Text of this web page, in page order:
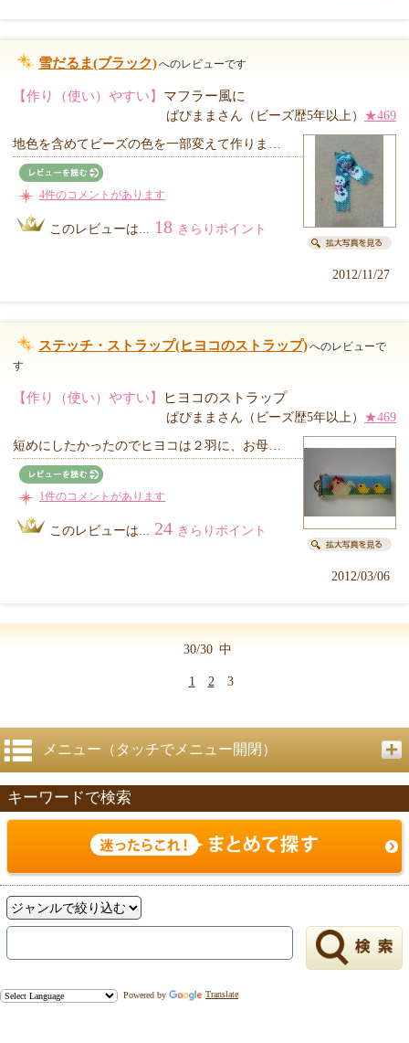
雪だるま(ブラック)へのレビューです
【作り（使い）やすい】 マフラー風に
ぱぴままさん（ビーズ歴5年以上） ★469
地色を含めてビーズの色を一部変えて作りま…
4件のコメントがあります
このレビューは... 18 きらりポイント
2012/11/27
ステッチ・ストラップ(ヒヨコのストラップ)へのレビューで
す
【作り（使い）やすい】 ヒヨコのストラップ
ぱぴままさん（ビーズ歴5年以上） ★469
短めにしたかったのでヒヨコは２羽に、お母…
1件のコメントがあります
このレビューは... 24 きらりポイント
2012/03/06
30/30 中
1 2 3
メニュー（タッチでメニュー開閉）
キーワードで検索
Powered by Translate